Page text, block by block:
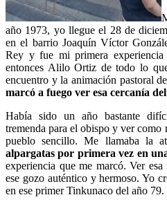
año 1973, yo llegue el 28 de
en el barrio Joaquín Víctor
Rey y fue mi primera
entonces Alilo Ortiz de todo lo
encuentro y la animación pastoral
marcó a fuego ver esa cercanía
Había sido un año bastante
tremenda para el obispo y ver como
pueblo sencillo. Me llamaba la
alpargatas por primera vez en
experiencia que me marcó. Ver
ese gozo auténtico y hermoso. Yo
en ese primer Tinkunaco del año